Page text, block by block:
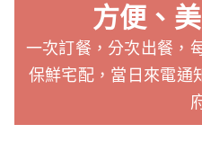
方便、
一次訂餐，分次出餐，
保鮮宅配，當日來電通